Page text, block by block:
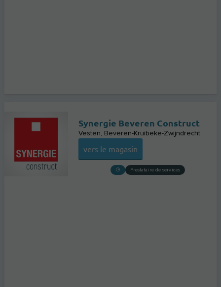
Synergie Beveren Construct
Vesten Beveren-Kruibeke-Zwijndrecht
vers le magasin
Prestataire de services